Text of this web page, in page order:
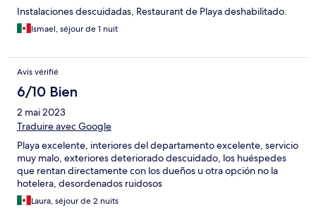
falta que le ponga ganas la empresa.
Instalaciones descuidadas, Restaurant de Playa deshabilitado.
Ismael, séjour de 1 nuit
Avis vérifié
6/10 Bien
2 mai 2023
Traduire avec Google
Playa excelente, interiores del departamento excelente, servicio
muy malo, exteriores deteriorado descuidado, los huéspedes
que rentan directamente con los dueños u otra opción no la
hotelera, desordenados ruidosos
Laura, séjour de 2 nuits